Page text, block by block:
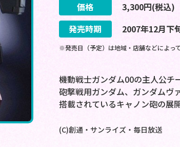
価格 3,300円(税込)
発売時期
2007年12月下
※発売日（予定）は地域・店舗などによっ
機動戦士ガンダム00の主人公チ
砲撃戦用ガンダム、ガンダムヴ
搭載されているキャノン砲の展
(C)創通・サンライズ・毎日放送